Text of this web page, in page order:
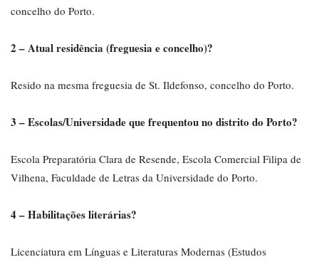
concelho do Porto.
2 – Atual residência (freguesia e concelho)?
Resido na mesma freguesia de St. Ildefonso, concelho do Porto.
3 – Escolas/Universidade que frequentou no distrito do Porto?
Escola Preparatória Clara de Resende, Escola Comercial Filipa de
Vilhena, Faculdade de Letras da Universidade do Porto.
4 – Habilitações literárias?
Licenciatura em Línguas e Literaturas Modernas (Estudos